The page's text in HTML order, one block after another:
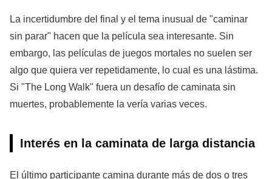
La incertidumbre del final y el tema inusual de "caminar
sin parar" hacen que la película sea interesante. Sin
embargo, las películas de juegos mortales no suelen ser
algo que quiera ver repetidamente, lo cual es una lástima.
Si "The Long Walk" fuera un desafío de caminata sin
muertes, probablemente la vería varias veces.
Interés en la caminata de larga distancia
El último participante camina durante más de dos o tres